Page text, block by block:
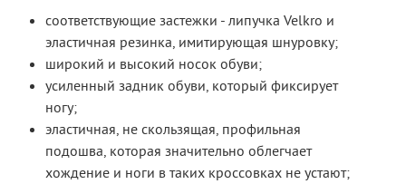
соответствующие застежки - липучка Velkro и
эластичная резинка, имитирующая шнуровку;
широкий и высокий носок обуви;
усиленный задник обуви, который фиксирует
ногу;
эластичная, не скользящая, профильная
подошва, которая значительно облегчает
хождение и ноги в таких кроссовках не устают;